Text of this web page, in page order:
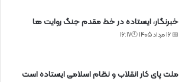
خبرنگار، ایستاده در خط مقدم جنگ روایت ها
📅 16 مرداد 1405 🕙16:17
ملت پای کار انقلاب و نظام اسلامی ایستاده است